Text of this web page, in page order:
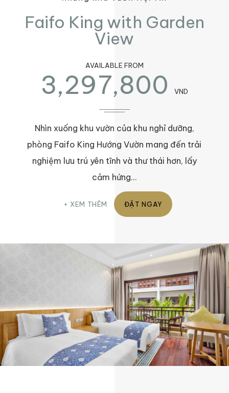
Faifo King with Garden
View
AVAILABLE FROM
3,297,800 VND
Nhìn xuống khu vườn của khu nghỉ dưỡng,
phòng Faifo King Hướng Vườn mang đến trải
nghiệm lưu trú yên tĩnh và thư thái hơn, lấy
cảm hứng…
XEM THÊM ĐẶT NGAY